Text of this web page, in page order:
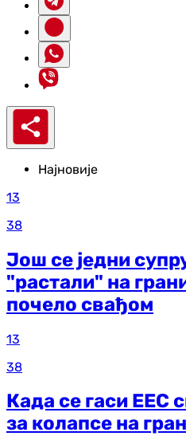
Најновије
13
38
Још се једни
"растали" на
почело свађом
13
38
Када се гаси ЕЕС
за колапсе на